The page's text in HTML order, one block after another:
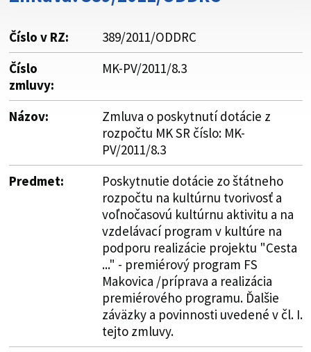
Číslo v RZ:
389/2011/ODDRC
Číslo
zmluvy:
MK-PV/2011/8.3
Názov:
Zmluva o poskytnutí dotácie z
rozpočtu MK SR číslo: MK-
PV/2011/8.3
Predmet:
Poskytnutie dotácie zo štátneho
rozpočtu na kultúrnu tvorivosť a
voľnočasovú kultúrnu aktivitu a na
vzdelávací program v kultúre na
podporu realizácie projektu "Cesta
..." - premiérový program FS
Makovica /príprava a realizácia
premiérového programu. Ďalšie
záväzky a povinnosti uvedené v čl. I.
tejto zmluvy.